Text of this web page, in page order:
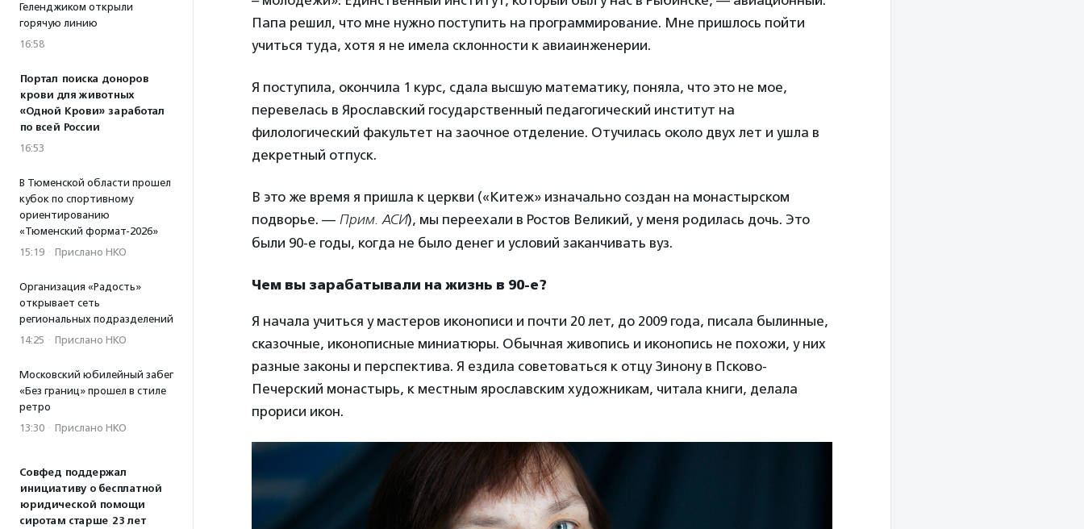
Геленджиком открыли
горячую линию
16:58
Портал поиска доноров
крови для животных
«Одной Крови» заработал
по всей России
16:53
В Тюменской области прошел
кубок по спортивному
ориентированию
«Тюменский формат-2026»
15:19 · Прислано НКО
Организация «Радость»
открывает сеть
региональных подразделений
14:25 · Прислано НКО
Московский юбилейный забег
«Без границ» прошел в стиле
ретро
13:30 · Прислано НКО
Совфед поддержал
инициативу о бесплатной
юридической помощи
сиротам старше 23 лет
Папа решил, что мне нужно поступить на программирование. Мне пришлось пойти
учиться туда, хотя я не имела склонности к авиаинженерии.
Я поступила, окончила 1 курс, сдала высшую математику, поняла, что это не мое,
перевелась в Ярославский государственный педагогический институт на
филологический факультет на заочное отделение. Отучилась около двух лет и ушла в
декретный отпуск.
В это же время я пришла к церкви («Китеж» изначально создан на монастырском
подворье. — Прим. АСИ), мы переехали в Ростов Великий, у меня родилась дочь. Это
были 90-е годы, когда не было денег и условий заканчивать вуз.
Чем вы зарабатывали на жизнь в 90-е?
Я начала учиться у мастеров иконописи и почти 20 лет, до 2009 года, писала былинные,
сказочные, иконописные миниатюры. Обычная живопись и иконопись не похожи, у них
разные законы и перспектива. Я ездила советоваться к отцу Зинону в Псково-
Печерский монастырь, к местным ярославским художникам, читала книги, делала
прориси икон.